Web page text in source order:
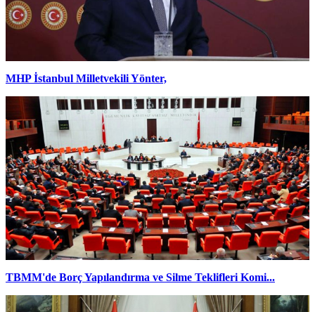
MHP İstanbul Milletvekili Yönter,
TBMM'de Borç Yapılandırma ve Silme Teklifleri Komi...